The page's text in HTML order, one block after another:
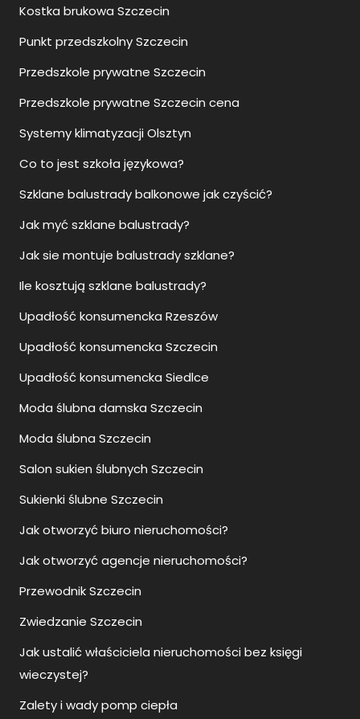
Kostka brukowa Szczecin
Punkt przedszkolny Szczecin
Przedszkole prywatne Szczecin
Przedszkole prywatne Szczecin cena
Systemy klimatyzacji Olsztyn
Co to jest szkoła językowa?
Szklane balustrady balkonowe jak czyścić?
Jak myć szklane balustrady?
Jak sie montuje balustrady szklane?
Ile kosztują szklane balustrady?
Upadłość konsumencka Rzeszów
Upadłość konsumencka Szczecin
Upadłość konsumencka Siedlce
Moda ślubna damska Szczecin
Moda ślubna Szczecin
Salon sukien ślubnych Szczecin
Sukienki ślubne Szczecin
Jak otworzyć biuro nieruchomości?
Jak otworzyć agencje nieruchomości?
Przewodnik Szczecin
Zwiedzanie Szczecin
Jak ustalić właściciela nieruchomości bez księgi
wieczystej?
Zalety i wady pomp ciepła